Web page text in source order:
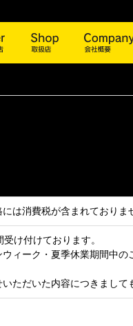
は消費税が含まれておりま
け付けております。
ィーク・夏季休業期間中
ただいた内容につきまし